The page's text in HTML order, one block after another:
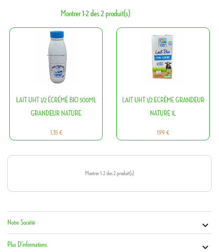
Montrer 1-2 des 2 produit(s)
LAIT UHT 1/2 ÉCRÉMÉ BIO 500ML
GRANDEUR NATURE
Prix
1,35 €
LAIT UHT 1/2 ECRÈME GRANDEUR
NATURE 1L
Prix
1,99 €
Montrer 1-2 des 2 produit(s)
Notre Société 
Plus D'informations 
